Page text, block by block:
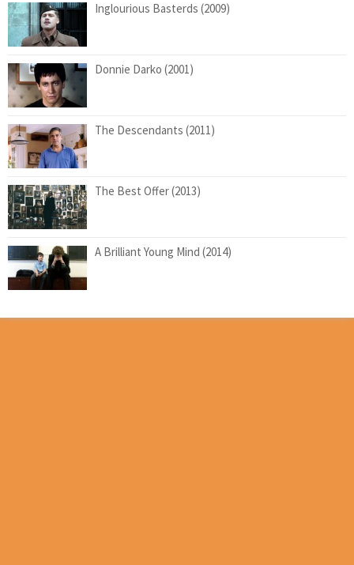
Inglourious Basterds (2009)
Donnie Darko (2001)
The Descendants (2011)
The Best Offer (2013)
A Brilliant Young Mind (2014)